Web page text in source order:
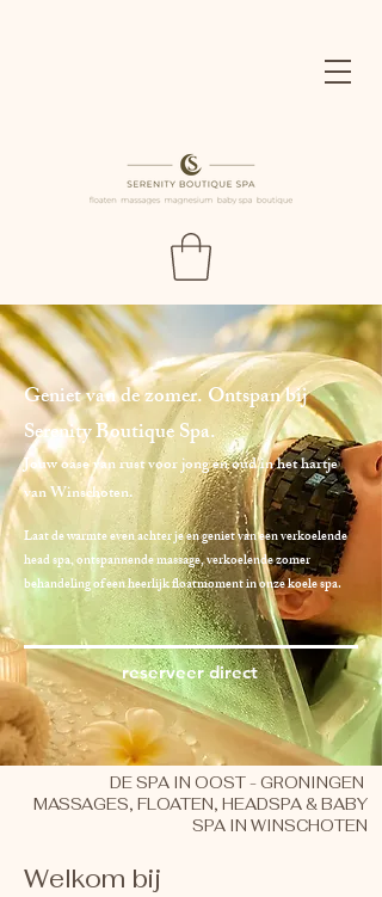
Geniet van de zomer. Ontspan bij
Serenity Boutique Spa.
Jouw oase van rust voor jong en oud in het hartje
van Winschoten.
Laat de warmte even achter je en geniet van een verkoelende
head spa, ontspannende massage, verkoelende zomer
behandeling of een heerlijk floatmoment in onze koele spa.
reserveer direct
DE SPA IN OOST - GRONINGEN
MASSAGES, FLOATEN, HEADSPA & BABY
SPA IN WINSCHOTEN
Welkom bij